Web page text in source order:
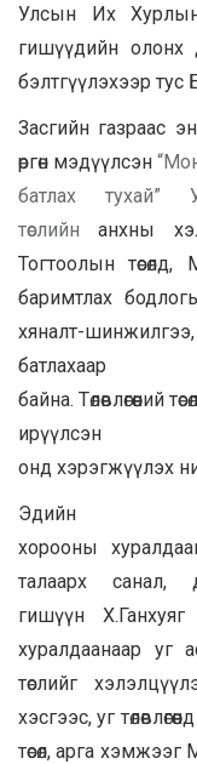
Улсын Их Хурлын
гишүүдийн олонх
бэлтгүүлэхээр
Засгийн газраас
өргөн мэдүүлсэн
батлах
төслийн анхны
Тогтоолын
баримтлах
хяналт-шинжилгээ,
байна.
онд хэрэгжүүлэх
Эдийн
хорооны
талаархсанал,
гишүүн Х.Ганхуяг
хуралдаанаар уг
төслийг
хэсгээс, уг
төсөл, арга